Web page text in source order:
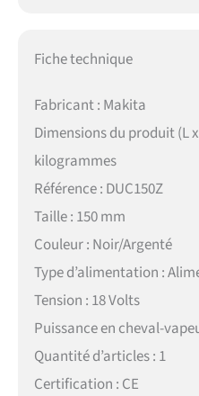
Fiche technique
Fabricant : Makita
Dimensions du produit (L
kilogrammes
Référence : DUC150Z
Taille : 150 mm
Couleur : Noir/Argenté
Type d’alimentation :
Tension : 18 Volts
Puissance en cheval-
Quantité d’articles : 1
Certification : CE